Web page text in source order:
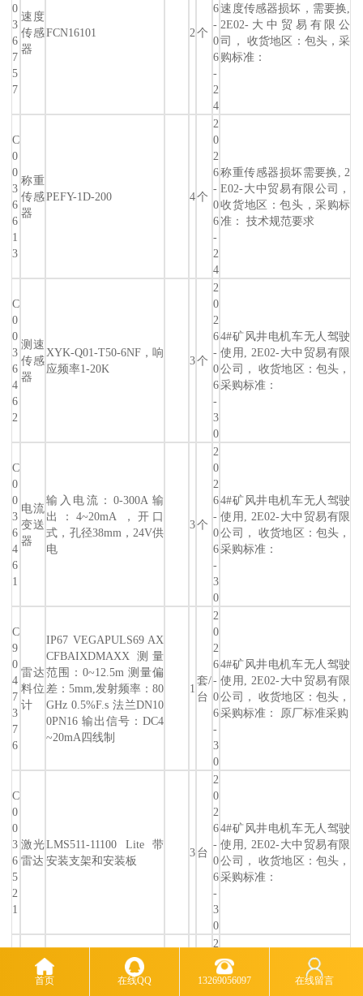
0
3
6
7
5
7
速度
传感
器
FCN16101 2个
6
-
0
6
-
2
4
速度传感器损坏，需要换,
2E02-大中贸易有限公
司， 收货地区：包头，采
购标准：
C
0
0
3
6
6
1
3
称重
传感
器
PEFY-1D-200 4个
2
0
2
6
-
0
6
-
2
4
称重传感器损坏需要换, 2
E02-大中贸易有限公司，
收货地区：包头，采购标
准： 技术规范要求
C
0
0
3
6
4
6
2
测速
传感
器
XYK-Q01-T50-6NF，响
应频率1-20K
3个
2
0
2
6
-
0
6
-
3
0
4#矿风井电机车无人驾驶
使用, 2E02-大中贸易有限
公司， 收货地区：包头，
采购标准：
C
0
0
3
6
4
6
1
电流
变送
器
输入电流：0-300A 输
出：4~20mA ，开口
式，孔径38mm，24V供
电
3个
2
0
2
6
-
0
6
-
3
0
4#矿风井电机车无人驾驶
使用, 2E02-大中贸易有限
公司， 收货地区：包头，
采购标准：
C
9
0
4
7
3
7
6
雷达
料位
计
IP67 VEGAPULS69 AX
CFBAIXDMAXX 测量
范围：0~12.5m 测量偏
差：5mm,发射频率：80
GHz 0.5%F.s 法兰DN10
0PN16 输出信号：DC4
~20mA四线制
1
套/
台
2
0
2
6
-
0
6
-
3
0
4#矿风井电机车无人驾驶
使用, 2E02-大中贸易有限
公司， 收货地区：包头，
采购标准： 原厂标准采购
C
0
0
3
6
5
2
1
激光
雷达
LMS511-11100 Lite 带
安装支架和安装板
3台
2
0
2
6
-
0
6
-
3
0
4#矿风井电机车无人驾驶
使用, 2E02-大中贸易有限
公司， 收货地区：包头，
采购标准：
2
0
2
870水泵房及960水泵房自
首页 在线QQ 13269056097 在线留言